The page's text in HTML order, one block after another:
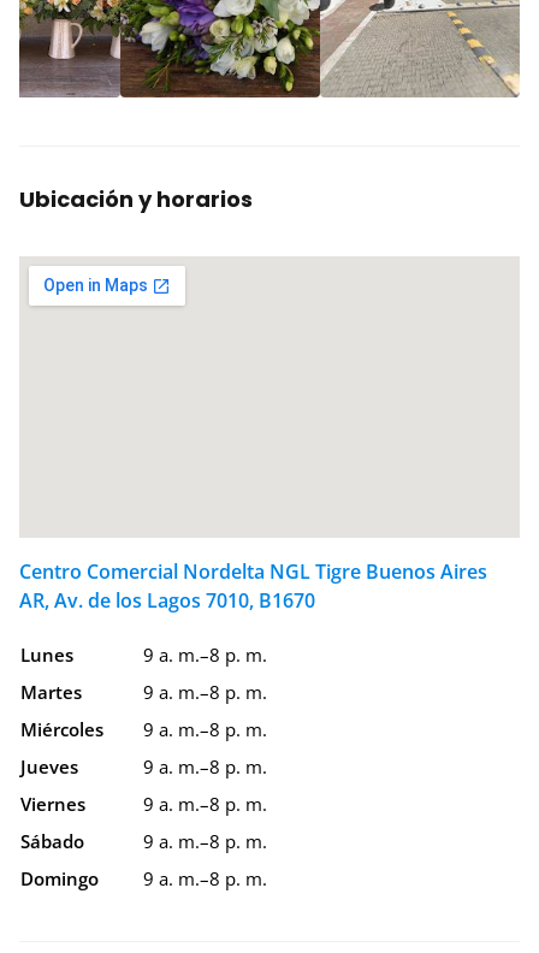
Ubicación y horarios
Centro Comercial Nordelta NGL Tigre Buenos Aires
AR, Av. de los Lagos 7010, B1670
Lunes
9 a. m.–8 p. m.
Martes
9 a. m.–8 p. m.
Miércoles
9 a. m.–8 p. m.
Jueves
9 a. m.–8 p. m.
Viernes
9 a. m.–8 p. m.
Sábado
9 a. m.–8 p. m.
Domingo
9 a. m.–8 p. m.